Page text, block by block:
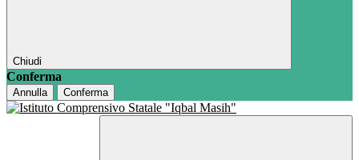
Chiudi
Conferma
Annulla Conferma